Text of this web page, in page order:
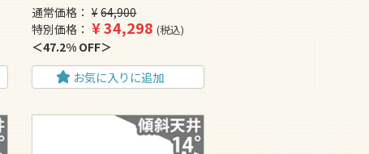
通常価格
¥ 64,900
特別価格
¥34,298 税込
47.2% OFF
お気に入りに追加